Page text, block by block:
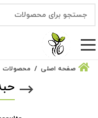
صفحه اصلی محصولات